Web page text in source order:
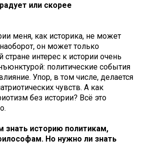
или скорее
меня, как историка, не может
он может только
интерес к истории очень
политические события
Упор, в том числе, делается
чувств. А как
без истории? Всё это
знать историю политикам,
Но нужно ли знать